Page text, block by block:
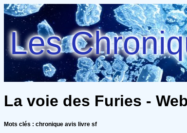
Les
La voie des Furies -
Mots clés : chronique avis livre sf